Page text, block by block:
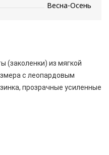
Весна-Осень
(заколенки) из мягкой
с леопардовым
прозрачные усиленные